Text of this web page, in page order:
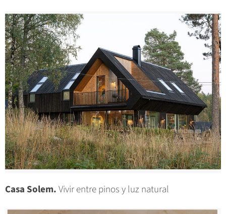
Casa Solem.Vivir entre pinos y luz natural